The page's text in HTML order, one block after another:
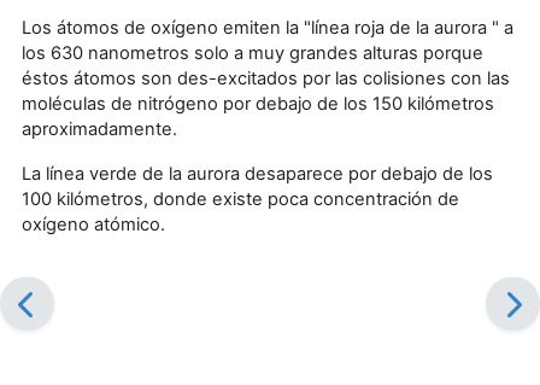
Los átomos de oxígeno emiten la "línea roja de la aurora " a
los 630 nanometros solo a muy grandes alturas porque
éstos átomos son des-excitados por las colisiones con las
moléculas de nitrógeno por debajo de los 150 kilómetros
aproximadamente.
La línea verde de la aurora desaparece por debajo de los
100 kilómetros, donde existe poca concentración de
oxígeno atómico.